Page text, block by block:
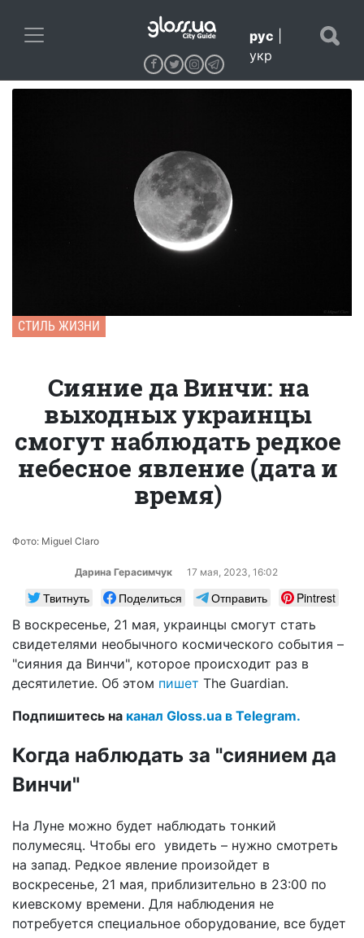
рус
укр
СТИЛЬ ЖИЗНИ
Сияние да Винчи: на
выходных украинцы
смогут наблюдать редкое
небесное явление (дата и
время)
Фото: Miguel Claro
Дарина Герасимчук 17 мая, 2023, 16:02
Твитнуть Поделиться Отправить
Pintrest
В воскресенье, 21 мая, украинцы смогут стать
свидетелями необычного космического события –
"сияния да Винчи", которое происходит раз в
десятилетие. Об этом пишет The Guardian.
Подпишитесь на канал Gloss.ua в Telegram.
Когда наблюдать за "сиянием да
Винчи"
На Луне можно будет наблюдать тонкий
полумесяц. Чтобы его увидеть – нужно смотреть
на запад. Редкое явление произойдет в
воскресенье, 21 мая, приблизительно в 23:00 по
киевскому времени. Для наблюдения не
потребуется специальное оборудование, все будет